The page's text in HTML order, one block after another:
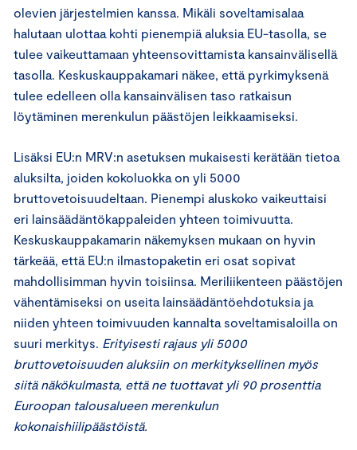
olevien järjestelmien kanssa. Mikäli soveltamisalaa
halutaan ulottaa kohti pienempiä aluksia EU-tasolla, se
tulee vaikeuttamaan yhteensovittamista kansainvälisellä
tasolla. Keskuskauppakamari näkee, että pyrkimyksenä
tulee edelleen olla kansainvälisen taso ratkaisun
löytäminen merenkulun päästöjen leikkaamiseksi.
Lisäksi EU:n MRV:n asetuksen mukaisesti kerätään tietoa
aluksilta, joiden kokoluokka on yli 5000
bruttovetoisuudeltaan. Pienempi aluskoko vaikeuttaisi
eri lainsäädäntökappaleiden yhteen toimivuutta.
Keskuskauppakamarin näkemyksen mukaan on hyvin
tärkeää, että EU:n ilmastopaketin eri osat sopivat
mahdollisimman hyvin toisiinsa. Meriliikenteen päästöjen
vähentämiseksi on useita lainsäädäntöehdotuksia ja
niiden yhteen toimivuuden kannalta soveltamisaloilla on
suuri merkitys. Erityisesti rajaus yli 5000
bruttovetoisuuden aluksiin on merkityksellinen myös
siitä näkökulmasta, että ne tuottavat yli 90 prosenttia
Euroopan talousalueen merenkulun
kokonaishiilipäästöistä.